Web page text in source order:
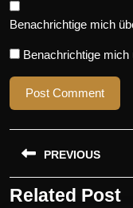
Benachrichtige mich
Benachrichtige mich
PREVIOUS
Previous
Related Post